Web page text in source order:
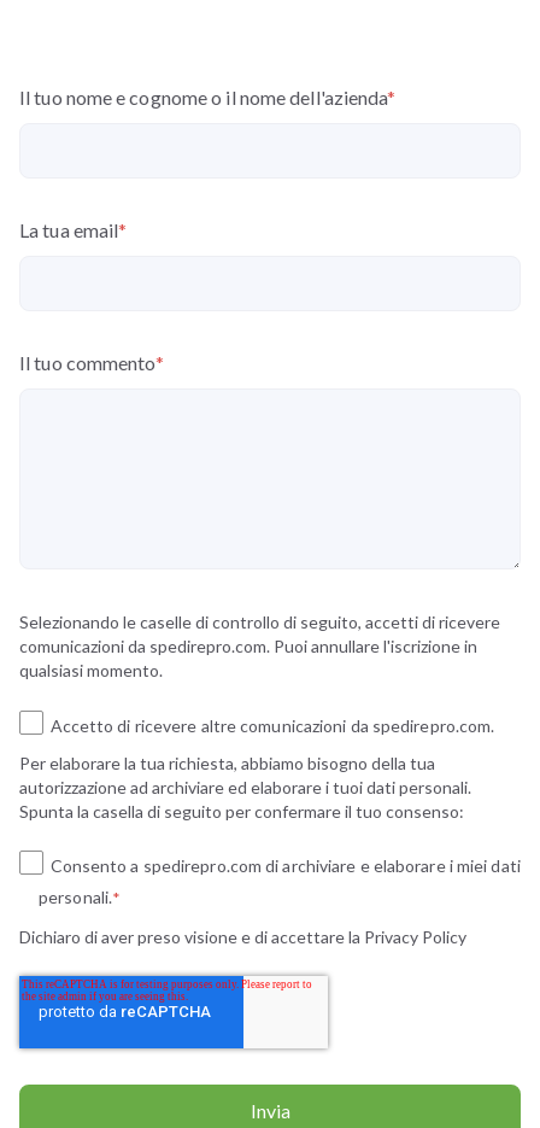
Il tuo nome e cognome o il nome dell'azienda*
La tua email*
Il tuo commento*
Selezionando le caselle di controllo di seguito, accetti di ricevere
comunicazioni da spedirepro.com. Puoi annullare l'iscrizione in
qualsiasi momento.
Accetto di ricevere altre comunicazioni da spedirepro.com.
Per elaborare la tua richiesta, abbiamo bisogno della tua
autorizzazione ad archiviare ed elaborare i tuoi dati personali.
Spunta la casella di seguito per confermare il tuo consenso:
Consento a spedirepro.com di archiviare e elaborare i miei dati
personali.*
Dichiaro di aver preso visione e di accettare la Privacy Policy